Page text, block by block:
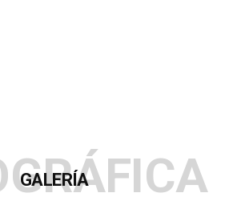
GALERÍA